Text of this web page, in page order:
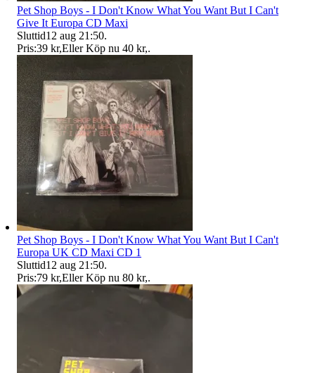
Pet Shop Boys - I Don't Know What You Want But I Can't
Give It Europa CD Maxi
Sluttid12 aug 21:50.
Pris:39 kr,Eller Köp nu 40 kr,.
Pet Shop Boys - I Don't Know What You Want But I Can't
Europa UK CD Maxi CD 1
Sluttid12 aug 21:50.
Pris:79 kr,Eller Köp nu 80 kr,.